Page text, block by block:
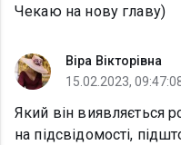
Чекаю на нову главу)
Віра Вікторівна
15.02.2023,
Який він виявляється
на підсвідомості,